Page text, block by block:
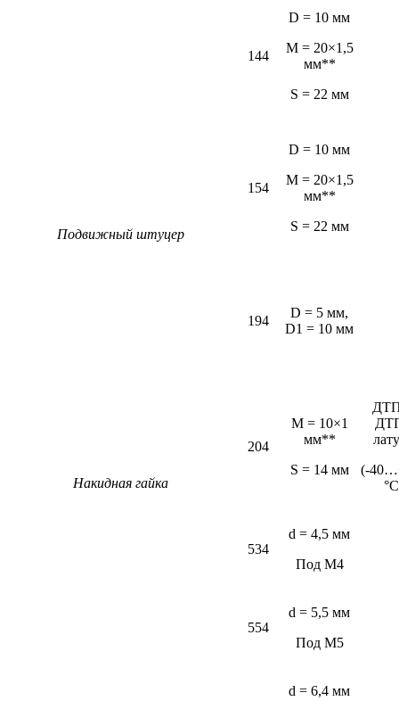
144
D = 10 мм
M = 20×1,5
мм**
S = 22 мм
Подвижный штуцер
154
D = 10 мм
M = 20×1,5
мм**
S = 22 мм
194
D = 5 мм,
D1 = 10 мм
Накидная гайка
204
M = 10×1
мм**
S = 14 мм
(-
534
d = 4,5 мм
Под М4
554
d = 5,5 мм
Под М5
d = 6,4 мм